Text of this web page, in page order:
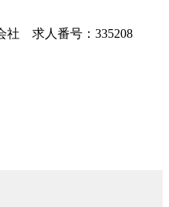
社 求人番号：335208